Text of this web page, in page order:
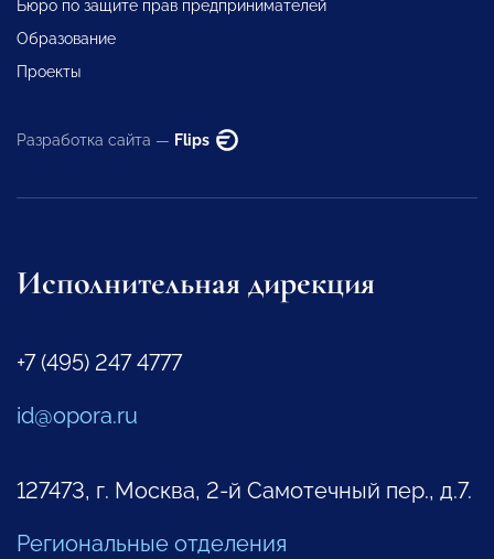
Бюро по защите прав предпринимателей
Образование
Проекты
Разработка сайта — Flips
Исполнительная дирекция
+7 (495) 247 4777
id@opora.ru
127473, г. Москва, 2-й Самотечный пер., д.7.
Региональные отделения